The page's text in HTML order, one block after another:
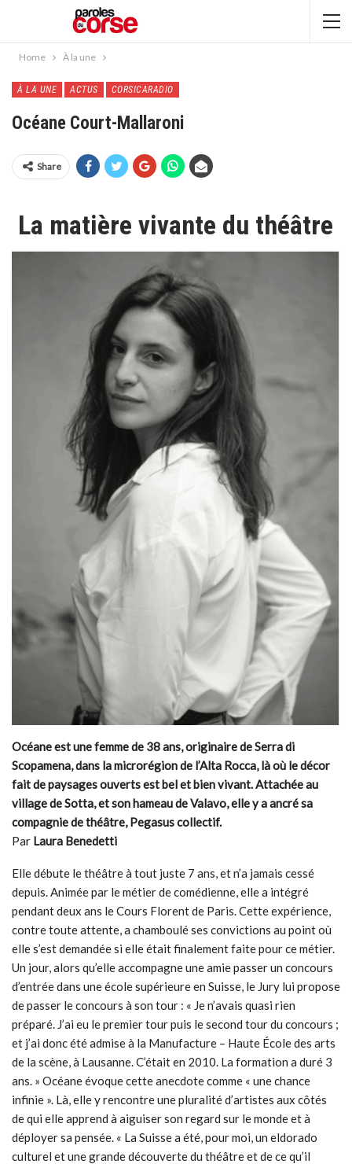
Home À la une
À LA UNE ACTUS CORSICARADIO
Océane Court-Mallaroni
Share
La matière vivante du théâtre
Océane est une femme de 38 ans, originaire de Serra di
Scopamena, dans la microrégion de l’Alta Rocca, là où le décor
fait de paysages ouverts est bel et bien vivant. Attachée au
village de Sotta, et son hameau de Valavo, elle y a ancré sa
compagnie de théâtre, Pegasus collectif.
Par Laura Benedetti
Elle débute le théâtre à tout juste 7 ans, et n’a jamais cessé
depuis. Animée par le métier de comédienne, elle a intégré
pendant deux ans le Cours Florent de Paris. Cette expérience,
contre toute attente, a chamboulé ses convictions au point où
elle s’est demandée si elle était finalement faite pour ce métier.
Un jour, alors qu’elle accompagne une amie passer un concours
d’entrée dans une école supérieure en Suisse, le Jury lui propose
de passer le concours à son tour : « Je n’avais quasi rien
préparé. J’ai eu le premier tour puis le second tour du concours ;
et j’ai donc été admise à la Manufacture – Haute École des arts
de la scène, à Lausanne. C’était en 2010. La formation a duré 3
ans. » Océane évoque cette anecdote comme « une chance
infinie ». Là, elle y rencontre une pluralité d’artistes aux côtés
de qui elle apprend à aiguiser son regard sur le monde et à
déployer sa pensée. « La Suisse a été, pour moi, un eldorado
culturel et une grande découverte du théâtre et de ce qu’il